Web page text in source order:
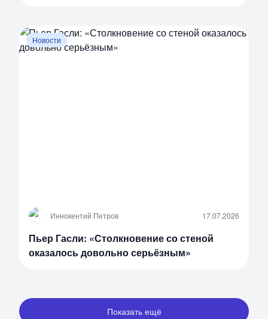
Новости
И Иннокентий Петров 17.07.2026
Пьер Гасли: «Столкновение со стеной
оказалось довольно серьёзным»
Показать ещё